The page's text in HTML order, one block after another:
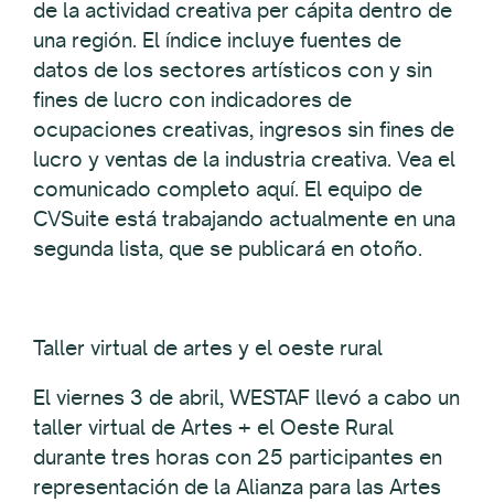
de la actividad creativa per cápita dentro de
una región. El índice incluye fuentes de
datos de los sectores artísticos con y sin
fines de lucro con indicadores de
ocupaciones creativas, ingresos sin fines de
lucro y ventas de la industria creativa. Vea el
comunicado completo aquí. El equipo de
CVSuite está trabajando actualmente en una
segunda lista, que se publicará en otoño.
Taller virtual de artes y el oeste rural
El viernes 3 de abril, WESTAF llevó a cabo un
taller virtual de Artes + el Oeste Rural
durante tres horas con 25 participantes en
representación de la Alianza para las Artes